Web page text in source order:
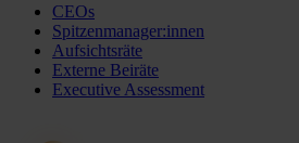
CEOs
Spitzenmanager:innen
Aufsichtsräte
Externe Beiräte
Executive Assessment